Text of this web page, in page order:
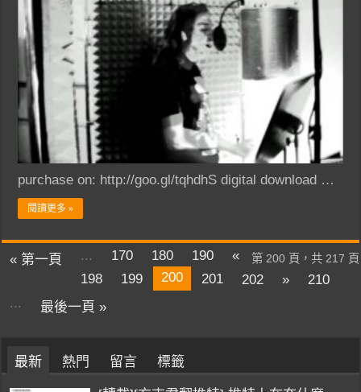
purchase on: http://goo.gl/tqhdhS digital download …
閱讀更多 »
第 200 頁，共 217 頁
« 第一頁 ... 170 180 190
«
198
199 200 201 202 »
210
...
最後一頁 »
最新 熱門 留言 標籤